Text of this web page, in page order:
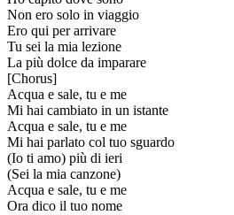
Non ero solo in viaggio
Ero qui per arrivare
Tu sei la mia lezione
La più dolce da imparare
[Chorus]
Acqua e sale, tu e me
Mi hai cambiato in un istante
Acqua e sale, tu e me
Mi hai parlato col tuo sguardo
(Io ti amo) più di ieri
(Sei la mia canzone)
Acqua e sale, tu e me
Ora dico il tuo nome